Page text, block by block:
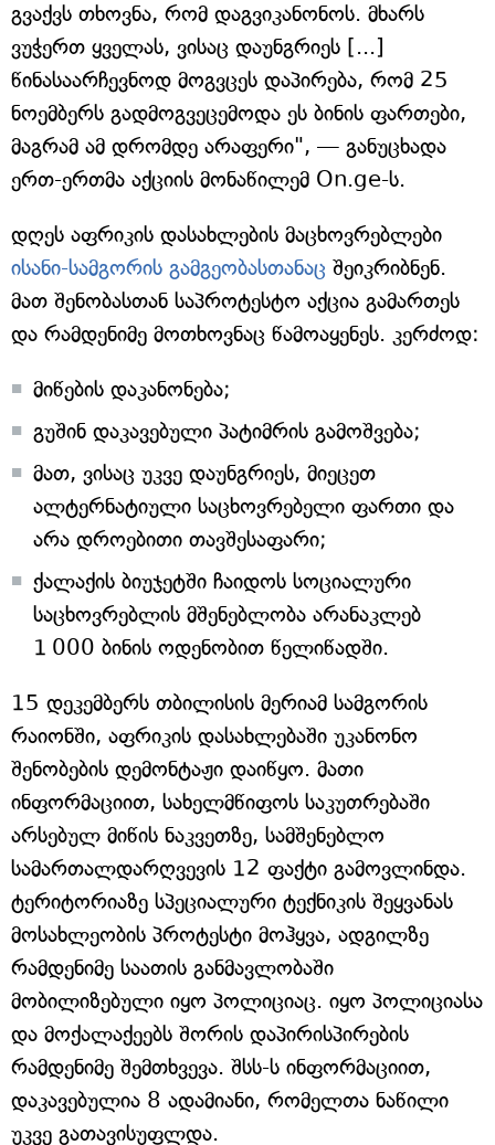
გვაქვს თხოვნა, რომ დაგვიკანონოს. მხარს
ვუჭერთ ყველას, ვისაც დაუნგრიეს [...]
წინასაარჩევნოდ მოგვცეს დაპირება, რომ 25
ნოემბერს გადმოგვეცემოდა ეს ბინის ფართები,
მაგრამ ამ დრომდე არაფერი", — განუცხადა
ერთ-ერთმა აქციის მონაწილემ On.ge-ს.
დღეს აფრიკის დასახლების მაცხოვრებლები
ისანი-სამგორის გამგეობასთანაც შეიკრიბნენ.
მათ შენობასთან საპროტესტო აქცია გამართეს
და რამდენიმე მოთხოვნაც წამოაყენეს. კერძოდ:
მიწების დაკანონება;
გუშინ დაკავებული პატიმრის გამოშვება;
მათ, ვისაც უკვე დაუნგრიეს, მიეცეთ
ალტერნატიული საცხოვრებელი ფართი და
არა დროებითი თავშესაფარი;
ქალაქის ბიუჯეტში ჩაიდოს სოციალური
საცხოვრებლის მშენებლობა არანაკლებ
1 000 ბინის ოდენობით წელიწადში.
15 დეკემბერს თბილისის მერიამ სამგორის
რაიონში, აფრიკის დასახლებაში უკანონო
შენობების დემონტაჟი დაიწყო. მათი
ინფორმაციით, სახელმწიფოს საკუთრებაში
არსებულ მიწის ნაკვეთზე, სამშენებლო
სამართალდარღვევის 12 ფაქტი გამოვლინდა.
ტერიტორიაზე სპეციალური ტექნიკის შეყვანას
მოსახლეობის პროტესტი მოჰყვა, ადგილზე
რამდენიმე საათის განმავლობაში
მობილიზებული იყო პოლიციაც. იყო პოლიციასა
და მოქალაქეებს შორის დაპირისპირების
რამდენიმე შემთხვევა. შსს-ს ინფორმაციით,
დაკავებულია 8 ადამიანი, რომელთა ნაწილი
უკვე გათავისუფლდა.